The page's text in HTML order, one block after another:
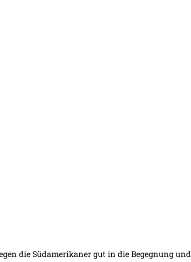
die Südamerikaner gut in die Begegnung und